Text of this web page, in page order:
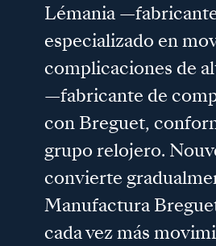
Lémania
especializado en
complicaciones de
—fabricante de
con Breguet,
grupo relojero.
convierte
Manufactura
cada vez más